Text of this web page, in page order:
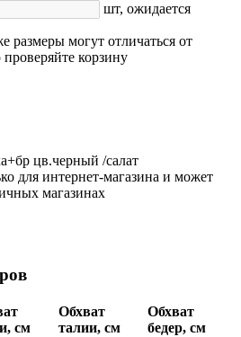
шт, ожидается
могут отличаться от
корзину
цв.черный /салат
для интернет-магазина и может
магазинах
см
Обхват
талии, см
Обхват
бедер, см